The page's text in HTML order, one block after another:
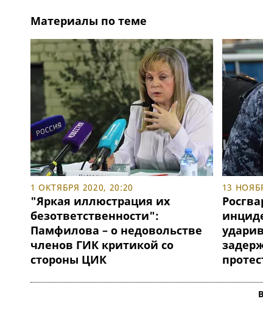
Материалы по теме
1 ОКТЯБРЯ 2020, 20:20
"Яркая иллюстрация их
безответственности":
Памфилова – о недовольстве
членов ГИК критикой со
стороны ЦИК
13